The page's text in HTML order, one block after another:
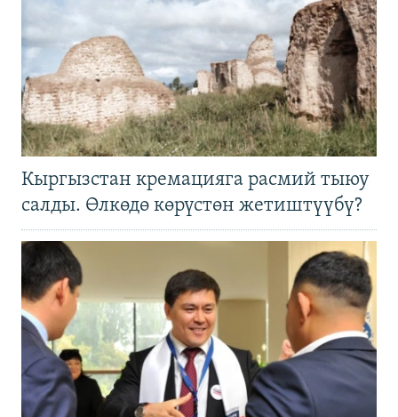
Кыргызстан кремацияга расмий тыюу
салды. Өлкөдө көрүстөн жетиштүүбү?